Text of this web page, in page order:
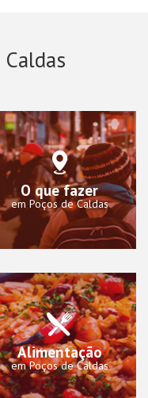
Caldas
O que fazer
em Poços de Caldas
Alimentação
em Poços de Caldas